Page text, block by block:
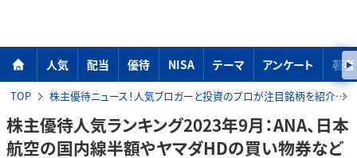
人気 配当 優待 NISA テーマ アンケート 著者
TOP 株主優待ニュース！人気ブロガーと投資のプロが注目銘柄を紹介
株主優待人気ランキング2023年9月：ANA、日本
航空の国内線半額やヤマダHDの買い物券など